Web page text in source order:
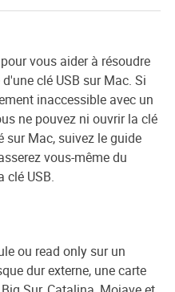
vous aider à résoudre
clé USB sur Mac. Si
inaccessible avec un
ne pouvez ni ouvrir la clé
sur Mac, suivez le guide
vous-même du
clé USB.
ou read only sur un
dur externe, une carte